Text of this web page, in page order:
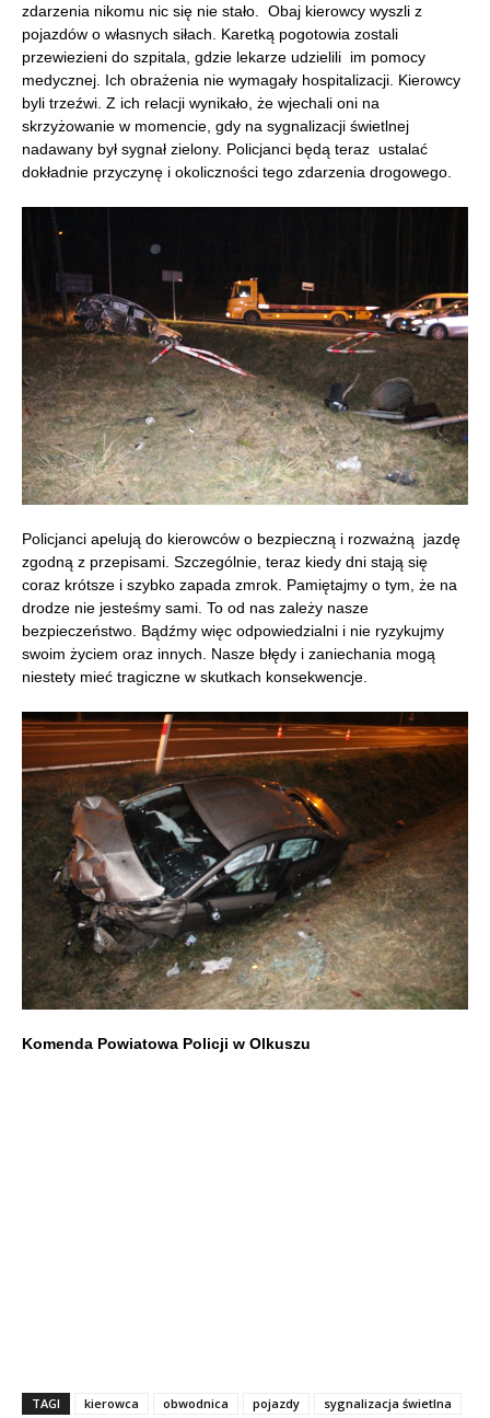
zdarzenia nikomu nic się nie stało. Obaj kierowcy wyszli z
pojazdów o własnych siłach. Karetką pogotowia zostali
przewiezieni do szpitala, gdzie lekarze udzielili im pomocy
medycznej. Ich obrażenia nie wymagały hospitalizacji. Kierowcy
byli trzeźwi. Z ich relacji wynikało, że wjechali oni na
skrzyżowanie w momencie, gdy na sygnalizacji świetlnej
nadawany był sygnał zielony. Policjanci będą teraz ustalać
dokładnie przyczynę i okoliczności tego zdarzenia drogowego.
Policjanci apelują do kierowców o bezpieczną i rozważną jazdę
zgodną z przepisami. Szczególnie, teraz kiedy dni stają się
coraz krótsze i szybko zapada zmrok. Pamiętajmy o tym, że na
drodze nie jesteśmy sami. To od nas zależy nasze
bezpieczeństwo. Bądźmy więc odpowiedzialni i nie ryzykujmy
swoim życiem oraz innych. Nasze błędy i zaniechania mogą
niestety mieć tragiczne w skutkach konsekwencje.
Komenda Powiatowa Policji w Olkuszu
TAGI kierowca obwodnica pojazdy sygnalizacja świetlna